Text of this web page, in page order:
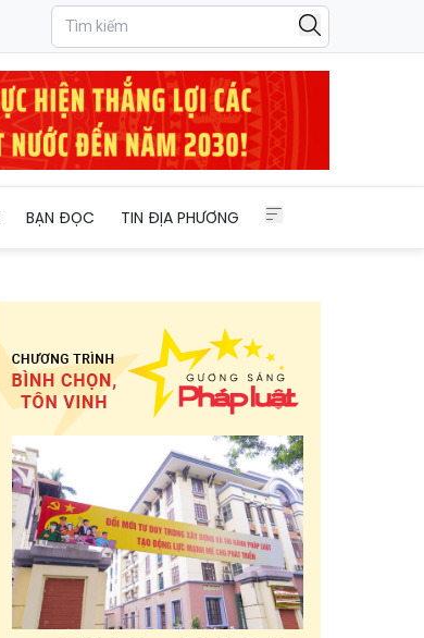
BẠN ĐỌC TIN ĐỊA PHƯƠNG